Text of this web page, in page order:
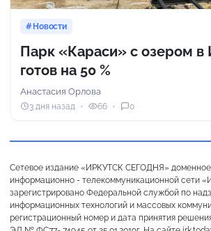
Новости
Парк «Караси» с озером в
готов на 50 %
Анастасия Орлова
3 дня назад 66 0
Сетевое издание «ИРКУТСК СЕГОДНЯ» доменное
информационно - телекоммуникационной сети
зарегистрировано Федеральной службой по
информационных технологий и массовых
регистрационный номер и дата принятия